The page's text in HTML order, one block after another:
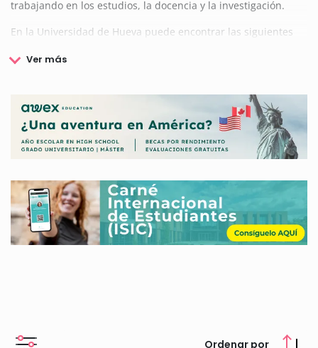
trabajando en los estudios, la docencia y la investigación.
En la Universidad de Hueva puede encontrar las siguientes
Facultad de Trabajo Social, Enfermería, Educación, Psicología,
Empresariales, Ciencias Experimentales, Derecho y
Humanidades.
La Universidad de Huelva cuenta además con un programa
propio de becas y ayudas dirigidas a sus estudiantes
universitarios con el fin de facilitar su etapa educativa. La
universidad quiere apoyar con este programa de becas a los
alumnos con un excelente expediente académico que se
encuentren en situaciones económicas desfavorables,
reforzando así el derecho de igualdad entre todos sus
estudiantes.
En esta página encontrarás toda la información sobre las
Ordenar por